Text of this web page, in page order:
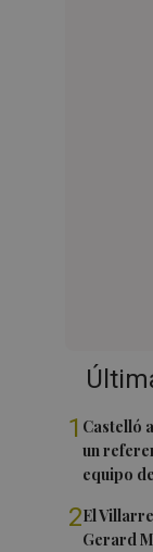
1 Castelló
un
equipo
2El
Gerard